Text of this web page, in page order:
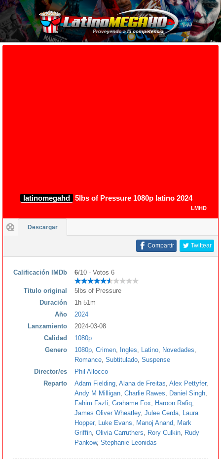
latinomegahd 5lbs of Pressure 1080p latino 2024
LMHD
Descargar
Twittear
Compartir
Calificación IMDb 6/10 - Votos 6
Titulo original
5lbs of Pressure
Duración
1h 51m
Año
2024
Lanzamiento
2024-03-08
Calidad
1080p
Genero
1080p Crimen Ingles Latino Novedades
Romance Subtitulado Suspense
Director/es
Phil Allocco
Reparto
Adam Fielding Alana de Freitas Alex Pettyfer,
Andy M Milligan Charlie Rawes Daniel Singh
Fahim Fazli Grahame Fox Haroon Rafiq
James Oliver Wheatley, Julee Cerda
Laura
Hopper, Luke Evans Manoj Anand
Mark
Griffin Olivia Carruthers Rory Culkin
Rudy
Pankow, Stephanie Leonidas